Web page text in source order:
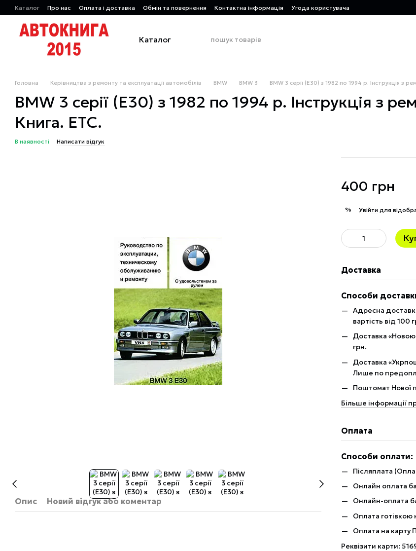
Перейти до основного контенту
Каталог Про нас Оплата і доставка Обмін та повернення Контактна інформація Угода користувача
Каталог
Головна Керівництва з ремонту та експлуатації автомобілів BMW BMW 3 BMW 3 серії (Е30) з 1982 по 1994 р. Інструкція з
BMW 3 серії (Е30) з 1982 по 1994 р. Інструкція з
Книга. ЕТС.
В наявності Написати відгук
Опис Новий відгук або коментар
400 грн
% Увійти для
Доставка
Способи
Адресна
вартість від 100
Доставка «Новою
грн.
Доставка
Лише по
Поштомат Нової
Більше інформації
Оплата
Способи оплати:
Післяплата
Онлайн оплата
Онлайн-оплата
Оплата готівкою
Оплата на карту
Реквізити карти: